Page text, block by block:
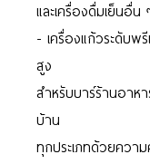
และเครื่องดื่มเย็นอื่น
- เครื่องแก้วระดับพ
สูง
สำหรับบาร์ร้านอาหาร
บ้าน
ทุกประเภทด้วยควา